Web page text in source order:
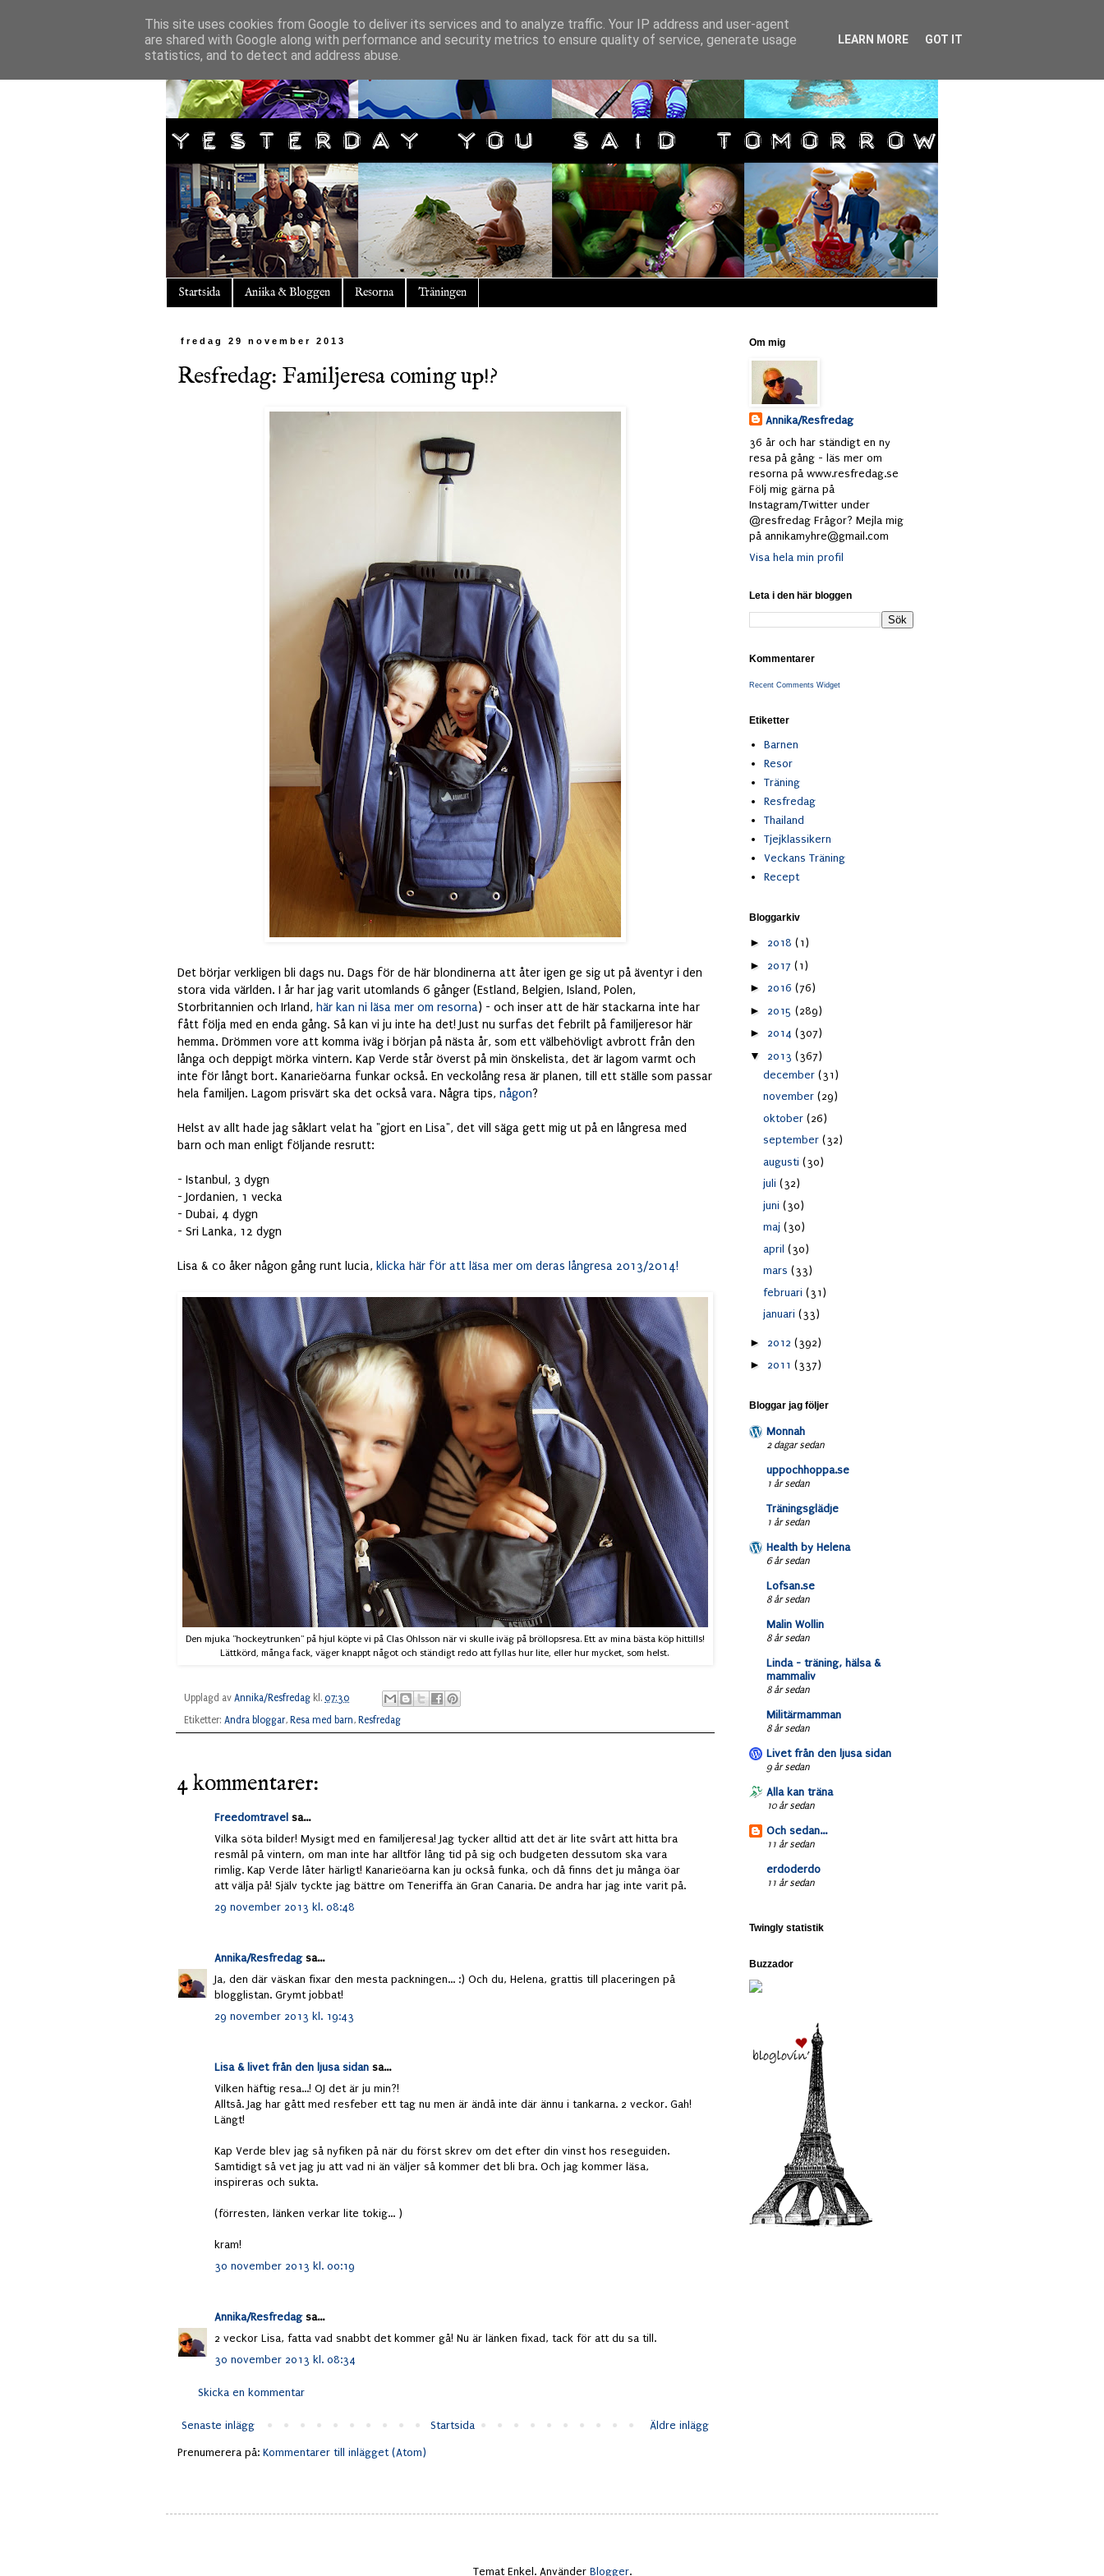
Startsida Aniika & Bloggen Resorna Träningen
fredag 29 november 2013
Resfredag: Familjeresa coming up!?
Det börjar verkligen bli dags nu. Dags för de här blondinerna att åter igen ge sig ut på äventyr i den
stora vida världen. I år har jag varit utomlands 6 gånger (Estland, Belgien, Island, Polen,
Storbritannien och Irland, här kan ni läsa mer om resorna) - och inser att de här stackarna inte har
fått följa med en enda gång. Så kan vi ju inte ha det! Just nu surfas det febrilt på familjeresor här
hemma. Drömmen vore att komma iväg i början på nästa år, som ett välbehövligt avbrott från den
långa och deppigt mörka vintern. Kap Verde står överst på min önskelista, det är lagom varmt och
inte för långt bort. Kanarieöarna funkar också. En veckolång resa är planen, till ett ställe som passar
hela familjen. Lagom prisvärt ska det också vara. Några tips, någon?
Helst av allt hade jag såklart velat ha "gjort en Lisa", det vill säga gett mig ut på en långresa med
barn och man enligt följande resrutt:
- Istanbul, 3 dygn
- Jordanien, 1 vecka
- Dubai, 4 dygn
- Sri Lanka, 12 dygn
Lisa & co åker någon gång runt lucia, klicka här för att läsa mer om deras långresa 2013/2014!
Den mjuka "hockeytrunken" på hjul köpte vi på Clas Ohlsson när vi skulle iväg på bröllopsresa. Ett av mina bästa köp hittills!
Lättkörd, många fack, väger knappt något och ständigt redo att fyllas hur lite, eller hur mycket, som helst.
Upplagd av Annika/Resfredag kl. 07:30
Etiketter: Andra bloggar, Resa med barn, Resfredag
4 kommentarer:
Freedomtravel sa...
Vilka söta bilder! Mysigt med en familjeresa! Jag tycker alltid att det är lite svårt att hitta bra
resmål på vintern, om man inte har alltför lång tid på sig och budgeten dessutom ska vara
rimlig. Kap Verde låter härligt! Kanarieöarna kan ju också funka, och då finns det ju många öar
att välja på! Själv tyckte jag bättre om Teneriffa än Gran Canaria. De andra har jag inte varit på.
29 november 2013 kl. 08:48
Annika/Resfredagsa...
Ja, den där väskan fixar den mesta packningen... :) Och du, Helena, grattis till placeringen på
blogglistan. Grymt jobbat!
29 november 2013 kl. 19:43
Lisa & livet från den ljusa sidan sa...
Vilken häftig resa...! OJ det är ju min?!
Alltså. Jag har gått med resfeber ett tag nu men är ändå inte där ännu i tankarna. 2 veckor. Gah!
Längt!
Kap Verde blev jag så nyfiken på när du först skrev om det efter din vinst hos reseguiden.
Samtidigt så vet jag ju att vad ni än väljer så kommer det bli bra. Och jag kommer läsa,
inspireras och sukta.
(förresten, länken verkar lite tokig... )
kram!
30 november 2013 kl. 00:19
Annika/Resfredagsa...
2 veckor Lisa, fatta vad snabbt det kommer gå! Nu är länken fixad, tack för att du sa till.
30 november 2013 kl. 08:34
Skicka en kommentar
Senaste inlägg Äldre inlägg
Startsida
Prenumerera på: Kommentarer till inlägget (Atom)
Om mig
Annika/Resfredag
36 år och har ständigt en ny
resa på gång - läs mer om
resorna på www.resfredag.se
Följ mig gärna på
Instagram/Twitter under
@resfredag Frågor? Mejla mig
på annikamyhre@gmail.com
Visa hela min profil
Leta i den här bloggen
Kommentarer
Recent Comments Widget
Etiketter
Barnen
Resor
Träning
Resfredag
Thailand
Tjejklassikern
Veckans Träning
Recept
Bloggarkiv
► 2018 (1)
► 2017 (1)
► 2016 (76)
► 2015 (289)
► 2014 (307)
▼ 2013 (367)
december (31)
november (29)
oktober (26)
september (32)
augusti (30)
juli (32)
juni (30)
maj (30)
april (30)
mars (33)
februari (31)
januari (33)
► 2012 (392)
► 2011 (337)
Bloggar jag följer
Monnah
2 dagar sedan
uppochhoppa.se
1 år sedan
Träningsglädje
1 år sedan
Health by Helena
6 år sedan
Lofsan.se
8 år sedan
Malin Wollin
8 år sedan
Linda - träning, hälsa &
mammaliv
8 år sedan
Militärmamman
8 år sedan
Livet från den ljusa sidan
9 år sedan
Alla kan träna
10 år sedan
Och sedan...
11 år sedan
erdoderdo
11 år sedan
Twingly statistik
Buzzador
Temat Enkel. Använder Blogger.
This site uses cookies from Google to deliver its services and to analyze traffic. Your IP address and user-agent
are shared with Google along with performance and security metrics to ensure quality of service, generate usage
statistics, and to detect and address abuse.
LEARN MORE GOT IT